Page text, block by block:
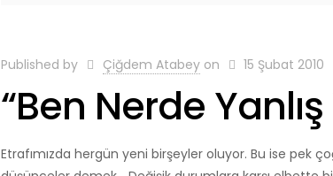
Published by Çiğdem Atabey on 15 Şubat 2010
“Ben Nerde
Etrafımızda hergün yeni birşeyler oluyor. Bu ise pek